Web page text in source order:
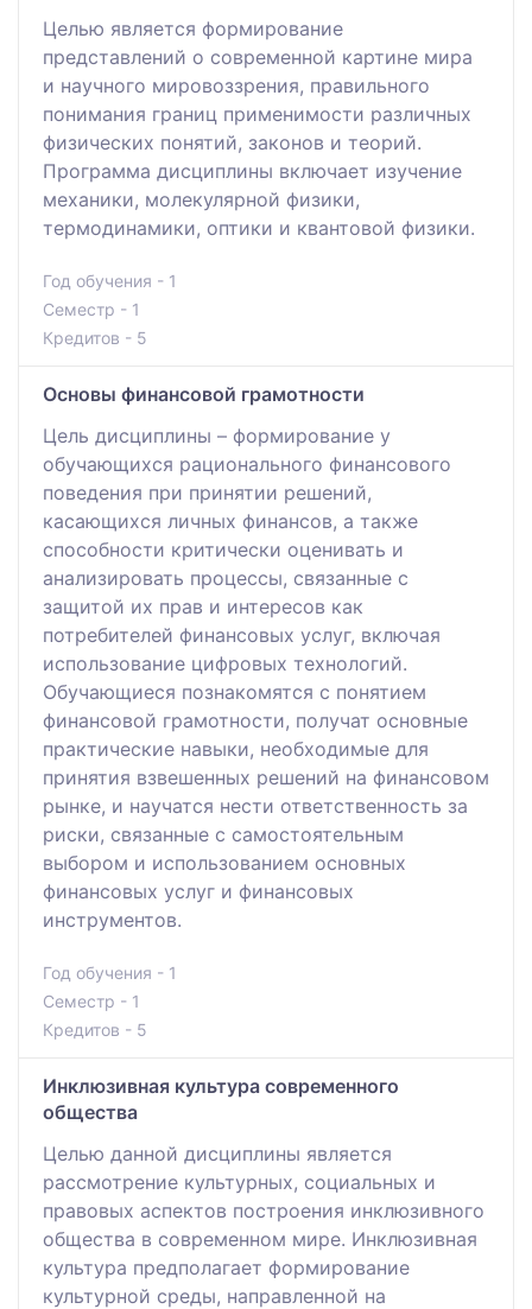
Целью является формирование
представлений о современной картине мира
и научного мировоззрения, правильного
понимания границ применимости различных
физических понятий, законов и теорий.
Программа дисциплины включает изучение
механики, молекулярной физики,
термодинамики, оптики и квантовой физики.
Год обучения - 1
Семестр - 1
Кредитов - 5
Основы финансовой грамотности
Цель дисциплины – формирование у
обучающихся рационального финансового
поведения при принятии решений,
касающихся личных финансов, а также
способности критически оценивать и
анализировать процессы, связанные с
защитой их прав и интересов как
потребителей финансовых услуг, включая
использование цифровых технологий.
Обучающиеся познакомятся с понятием
финансовой грамотности, получат основные
практические навыки, необходимые для
принятия взвешенных решений на финансовом
рынке, и научатся нести ответственность за
риски, связанные с самостоятельным
выбором и использованием основных
финансовых услуг и финансовых
инструментов.
Год обучения - 1
Семестр - 1
Кредитов - 5
Инклюзивная культура современного
общества
Целью данной дисциплины является
рассмотрение культурных, социальных и
правовых аспектов построения инклюзивного
общества в современном мире. Инклюзивная
культура предполагает формирование
культурной среды, направленной на